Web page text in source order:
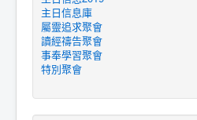
主日信息庫
屬靈追求聚會
讀經禱告聚會
事奉學習聚會
特別聚會